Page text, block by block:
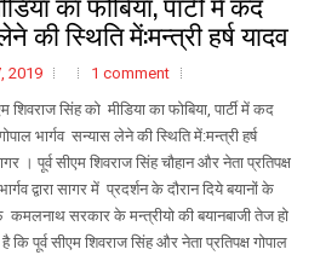
की स्थिति में:मन्त्री हर्ष यादव
2019
1 comment
शिवराज सिंह को मीडिया का फोबिया, पार्टी में कद
भार्गव सन्यास लेने की स्थिति में:मन्त्री हर्ष
। पूर्व सीएम शिवराज सिंह चौहान और नेता प्रतिपक्ष
द्वारा सागर में प्रदर्शन के दौरान दिये बयानों के
कमलनाथ सरकार के मन्त्रीयो की बयानबाजी तेज हो
कि पूर्व सीएम शिवराज सिंह और नेता प्रतिपक्ष गोपाल